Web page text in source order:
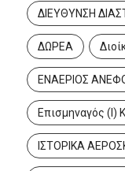
ΔΙΕΥΘΥΝΣΗ
ΔΩΡΕΑ
ΕΝΑΕΡΙΟΣ
Επισμηναγός (Ι)
ΙΣΤΟΡΙΚΑ